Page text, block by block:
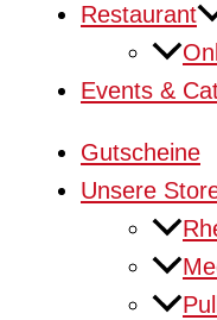
Restaurant
Events &
Gutscheine
Unsere